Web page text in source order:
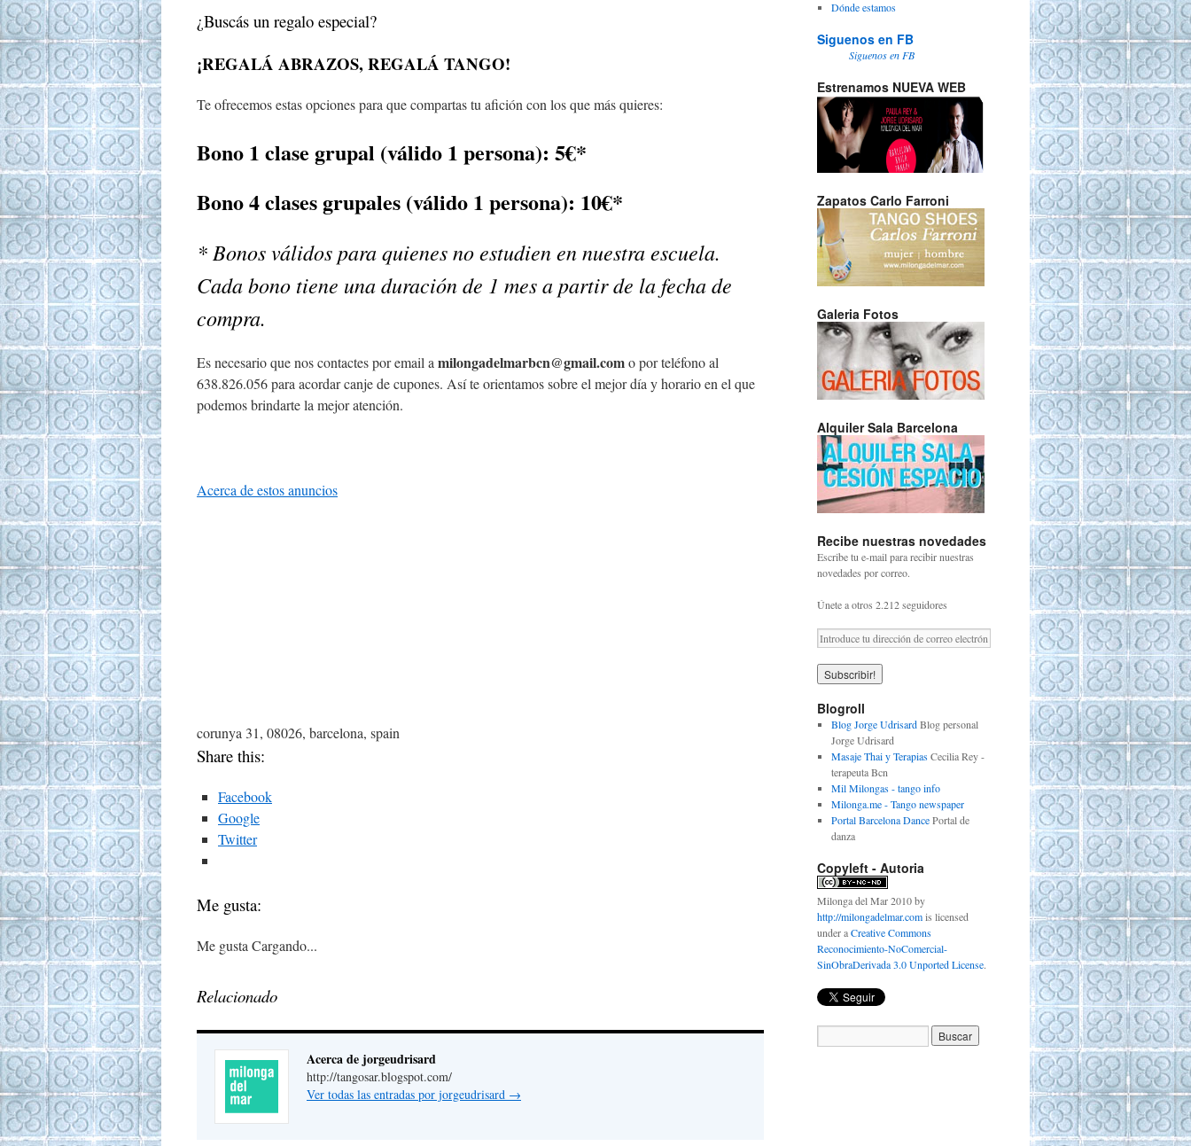
¿Buscás un regalo especial?
¡REGALÁ ABRAZOS, REGALÁ TANGO!
Te ofrecemos estas opciones para que compartas tu afición con los que más quieres:
Bono 1 clase grupal (válido 1 persona): 5€*
Bono 4 clases grupales (válido 1 persona): 10€*
* Bonos válidos para quienes no estudien en nuestra escuela.
Cada bono tiene una duración de 1 mes a partir de la fecha de
compra.
Es necesario que nos contactes por email a milongadelmarbcn@gmail.como por teléfono al
638.826.056 para acordar canje de cupones. Así te orientamos sobre el mejor día y horario en el que
podemos brindarte la mejor atención.
Acerca de estos anuncios
corunya 31, 08026, barcelona, spain
Share this:
Facebook
Google
Twitter
Me gusta:
Me gusta Cargando...
Relacionado
Acerca de jorgeudrisard
http://tangosar.blogspot.com/
Ver todas las entradas por jorgeudrisard →
Dónde estamos
Siguenos en FB
Siguenos en FB
Estrenamos NUEVA WEB
Zapatos Carlo Farroni
Galeria Fotos
Alquiler Sala Barcelona
Recibe nuestras novedades
Escribe tu e-mail para recibir nuestras
novedades por correo.
Únete a otros 2.212 seguidores
Blogroll
Blog Jorge UdrisardBlog personal
Jorge Udrisard
Masaje Thai y TerapiasCecilia Rey -
terapeuta Bcn
Mil Milongas - tango info
Milonga.me - Tango newspaper
Portal Barcelona DancePortal de
danza
Copyleft - Autoria
Milonga del Mar 2010by
http://milongadelmar.comis licensed
under aCreative Commons
Reconocimiento-NoComercial-
SinObraDerivada 3.0 Unported License.